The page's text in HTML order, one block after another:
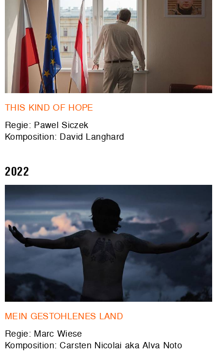
THIS KIND OF HOPE
Regie: Pawel Siczek
Komposition: David Langhard
2022
MEIN GESTOHLENES LAND
Regie: Marc Wiese
Komposition: Carsten Nicolai aka Alva Noto